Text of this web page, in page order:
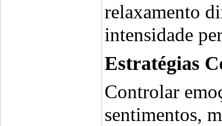
relaxamento
intensidade
Estratégias
Controlar
sentimentos,